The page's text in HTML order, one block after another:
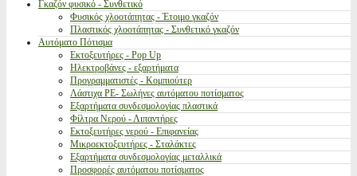
Γκαζόν φυσικό - Συνθετικό
Φυσικός χλοοτάπητας - Έτοιμο γκαζόν
Πλαστικός χλοοτάπητας - Συνθετικό γκαζόν
Αυτόματο Πότισμα
Εκτοξευτήρες - Pop Up
Ηλεκτροβάνες - εξαρτήματα
Προγραμματιστές - Κομπιούτερ
Λάστιχα PE- Σωλήνες αυτόματου ποτίσματος
Εξαρτήματα συνδεσμολογίας πλαστικά
Φίλτρα Νερού - Λιπαντήρες
Εκτοξευτήρες νερού - Επιφανείας
Μικροεκτοξευτήρες - Σταλάκτες
Εξαρτήματα συνδεσμολογίας μεταλλικά
Προσφορές αυτόματου ποτίσματος